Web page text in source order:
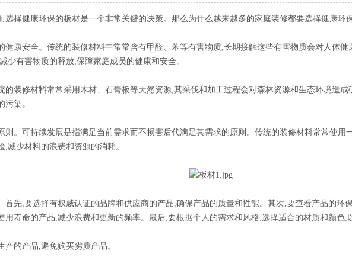
择健康环保的板材是一个非常关键的决策。那么为什么越来越多的家庭装修都要选择健康环
康安全。传统的装修材料中常常含有甲醛、苯等有害物质,长期接触这些有害物质会对人体
少有害物质的释放,保障家庭成员的健康和安全。
装修材料常常采用木材、石膏板等天然资源,其采伐和加工过程会对森林资源和生态环境造
染。
则。可持续发展是指满足当前需求而不损害后代满足其需求的原则。传统的装修材料常常使
减少材料的浪费和资源的消耗。
先,要选择有权威认证的品牌和供应商的产品,确保产品的质量和性能。其次,要查看产品的
用寿命的产品,减少浪费和更新的频率。最后,要根据个人的需求和风格,选择适合的材质和颜色,
的产品,避免购买劣质产品。